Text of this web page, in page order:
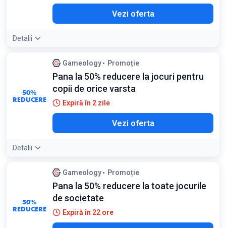
Vezi oferta
Detalii
50%
REDUCERE
Gameology Promoție
Pana la 50% reducere la jocuri pentru
copii de orice varsta
Expiră în 2 zile
Vezi oferta
Detalii
50%
REDUCERE
Gameology Promoție
Pana la 50% reducere la toate jocurile
de societate
Expiră în 22 ore